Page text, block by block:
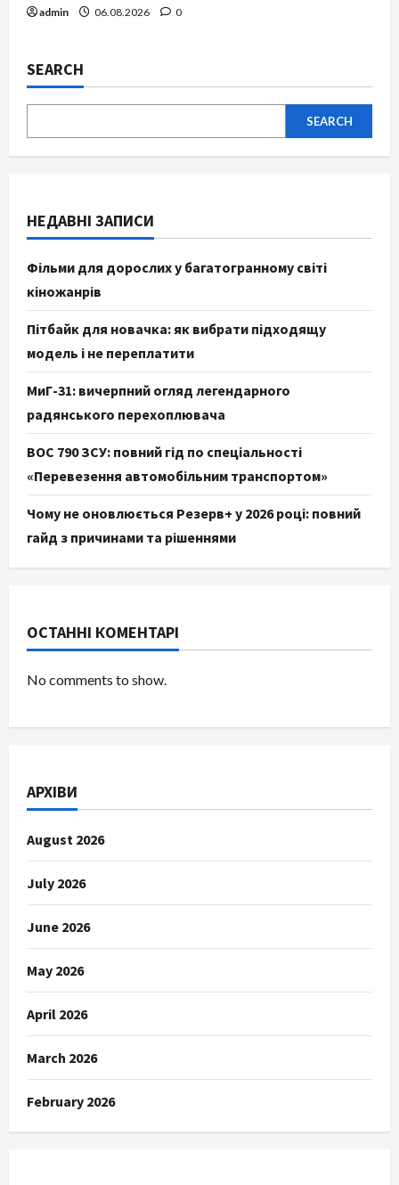
admin 06.08.2026 0
SEARCH
SEARCH
НЕДАВНІ ЗАПИСИ
Фільми для дорослих у багатогранному світі
кіножанрів
Пітбайк для новачка: як вибрати підходящу
модель і не переплатити
МиГ-31: вичерпний огляд легендарного
радянського перехоплювача
ВОС 790 ЗСУ: повний гід по спеціальності
«Перевезення автомобільним транспортом»
Чому не оновлюється Резерв+ у 2026 році: повний
гайд з причинами та рішеннями
ОСТАННІ КОМЕНТАРІ
No comments to show.
АРХІВИ
August 2026
July 2026
June 2026
May 2026
April 2026
March 2026
February 2026